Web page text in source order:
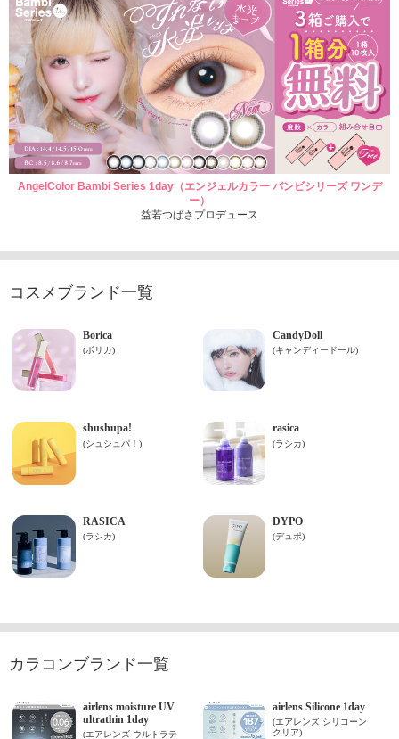
AngelColor Bambi Series 1day（エンジェルカラー バンビシリーズ ワンデ
ー）
益若つばさプロデュース
コスメブランド一覧
カラコンブランド一覧